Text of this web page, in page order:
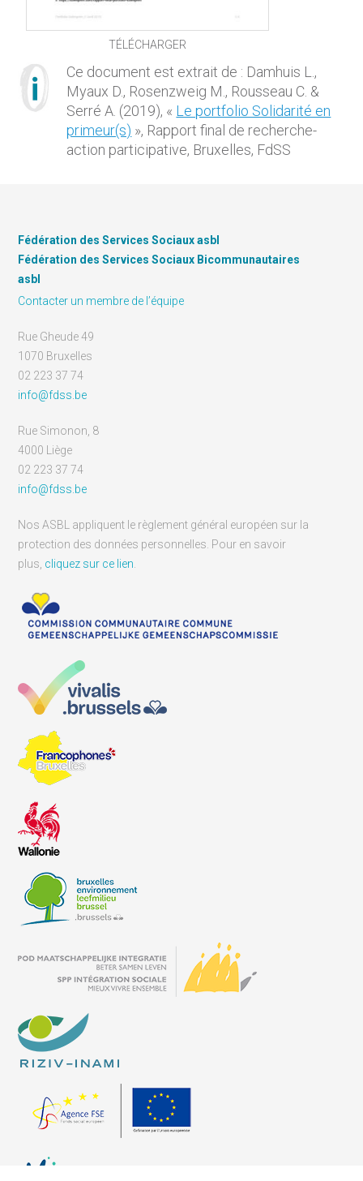
TÉLÉCHARGER
Ce document est extrait de : Damhuis L.,
Myaux D., Rosenzweig M., Rousseau C. &
Serré A. (2019), « Le portfolio Solidarité en
primeur(s) », Rapport final de recherche-
action participative, Bruxelles, FdSS
Fédération des Services Sociaux asbl
Fédération des Services Sociaux Bicommunautaires
asbl
Contacter un membre de l’équipe
Rue Gheude 49
1070 Bruxelles
02 223 37 74
info@fdss.be
Rue Simonon, 8
4000 Liège
02 223 37 74
info@fdss.be
Nos ASBL appliquent le règlement général européen sur la
protection des données personnelles. Pour en savoir
plus, cliquez sur ce lien